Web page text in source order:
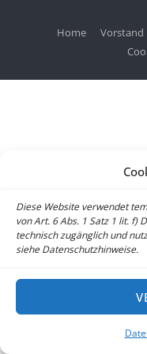
Diese Website verwendet
von Art. 6 Abs. 1 Satz 1 lit. f)
technisch zugänglich und
siehe Datenschutzhinweise.
Home Vorstand